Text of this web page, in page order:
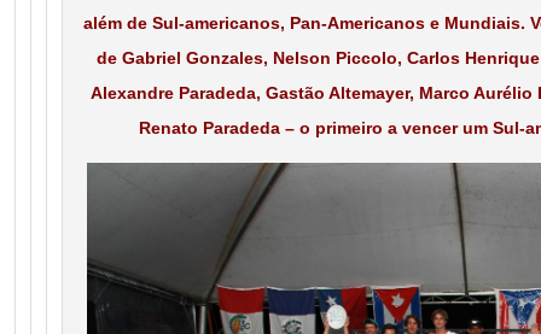
além de Sul-americanos, Pan-Americanos e Mundiais.
de Gabriel Gonzales, Nelson Piccolo, Carlos
Alexandre Paradeda, Gastão Altemayer, Marco Aurélio
Renato Paradeda – o primeiro a vencer um Sul-